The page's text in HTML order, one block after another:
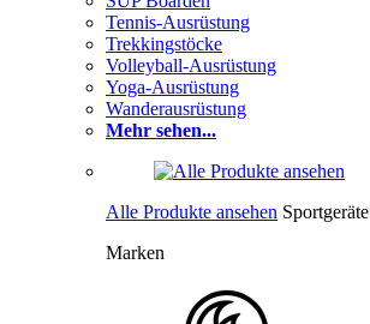
Tennis-Ausrüstung
Trekkingstöcke
Volleyball-Ausrüstung
Yoga-Ausrüstung
Wanderausrüstung
Mehr sehen...
Alle Produkte ansehen Sportgeräte
Marken